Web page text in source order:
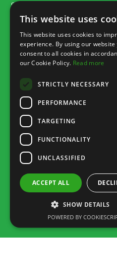
8125-497 Vilamoura – Algarve
Portugal
Tel: +351 289 300 800 · Fax:
(Anruf ins nationale Festnetz, Tarif
Email:
Zeitplan
*Letzter Einlass für 18 Löcher 1h30
Datenschutz
Covid-19 –
This website uses
This website uses cookies to
experience. By using our website
consent to all cookies in
our Cookie Policy. Read more
STRICTLY NECESSARY
PERFORMANCE
TARGETING
FUNCTIONALITY
UNCLASSIFIED
ACCEPT ALL
SHOW DETAILS
POWERED BY